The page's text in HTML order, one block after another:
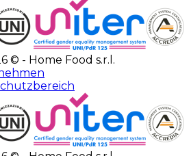
© - Home Food s.r.l.